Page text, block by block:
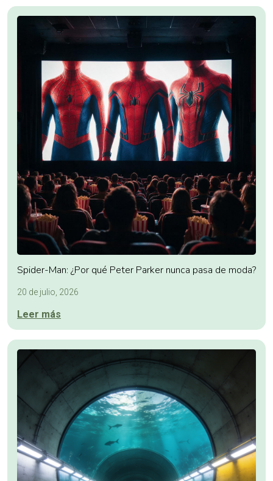
Spider-Man: ¿Por qué Peter Parker nunca pasa de moda?
20 de julio, 2026
Leer más